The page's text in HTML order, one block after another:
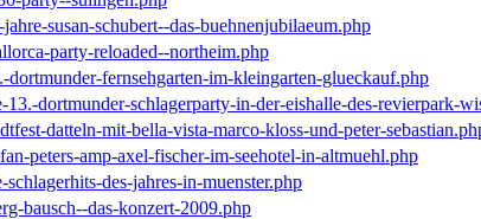
susan-schubert--das-buehnenjubilaeum.php
party-reloaded--northeim.php
dortmunder-fernsehgarten-im-kleingarten-glueckauf.php
13.-dortmunder-schlagerparty-in-der-eishalle-des-revierpark-
datteln-mit-bella-vista-marco-kloss-und-peter-
peters-amp-axel-fischer-im-seehotel-in-altmuehl.php
des-jahres-in-muenster.php
bausch--das-konzert-2009.php